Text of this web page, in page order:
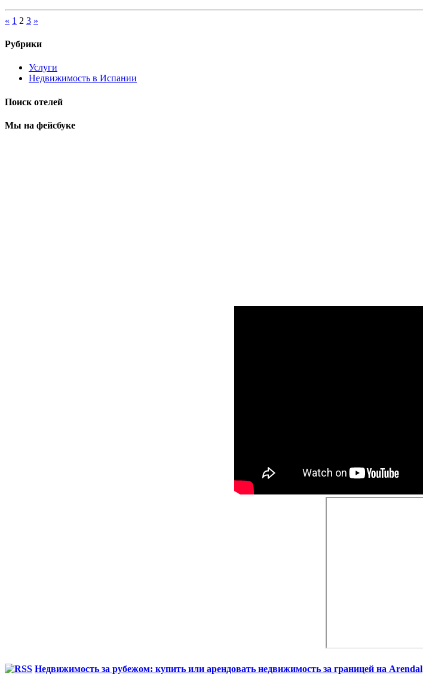
Пагинация
записей
« 1 2 3 »
Рубрики
Услуги
Недвижимость в Испании
Поиск отелей
Мы на фейсбуке
Недвижимость за рубежом: купить или арендовать недвижимость за границей на Arendal